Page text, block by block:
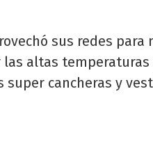
sus redes
altas temperaturas
cancheras y